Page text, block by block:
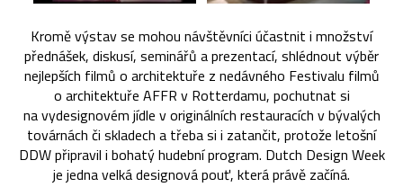
Kromě výstav se mohou návštěvníci účastnit i množství
přednášek, diskusí, seminářů a prezentací, shlédnout výběr
nejlepších filmů o architektuře z nedávného Festivalu filmů
o architektuře AFFR v Rotterdamu, pochutnat si
na vydesignovém jídle v originálních restauracích v bývalých
továrnách či skladech a třeba si i zatančit, protože letošní
DDW připravil i bohatý hudební program. Dutch Design Week
je jedna velká designová pouť, která právě začíná.